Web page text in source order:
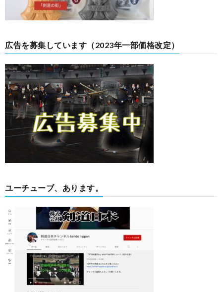
広告を募集しています（2023年一部価格改定）
ユーチューブ、あります。